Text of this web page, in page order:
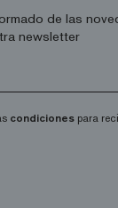
de las
newsletter
condiciones para